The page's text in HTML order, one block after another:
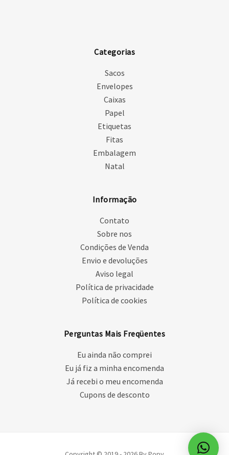
Categorias
Sacos
Envelopes
Caixas
Papel
Etiquetas
Fitas
Embalagem
Natal
Informação
Contato
Sobre nos
Condições de Venda
Envio e devoluções
Aviso legal
Política de privacidade
Política de cookies
Perguntas Mais Freqüentes
Eu ainda não comprei
Eu já fiz a minha encomenda
Já recebi o meu encomenda
Cupons de desconto